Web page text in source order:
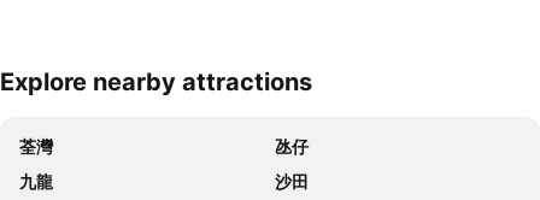
展開地圖
Explore nearby attractions
荃灣
氹仔
九龍
沙田